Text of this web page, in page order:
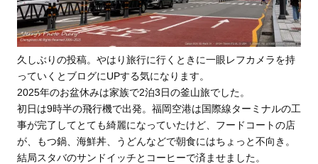
久しぶりの投稿。やはり旅行に行くときに一眼レフカメラを持
っていくとブログにUPする気になります。
2025年のお盆休みは家族で2泊3日の釜山旅でした。
初日は9時半の飛行機で出発。福岡空港は国際線ターミナルの工
事が完了してとても綺麗になっていたけど、フードコートの店
が、もつ鍋、海鮮丼、うどんなどで朝食にはちょっと不向き。
結局スタバのサンドイッチとコーヒーで済ませました。